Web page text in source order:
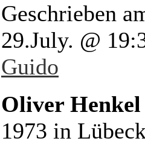
Geschrieben
29.July. @
Guido
Oliver Henkel
1973 in